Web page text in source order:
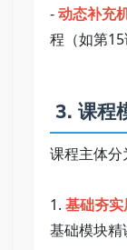
- 动态补充
程（如第
3. 课程
课程主体
1. 基础夯实
基础模块精